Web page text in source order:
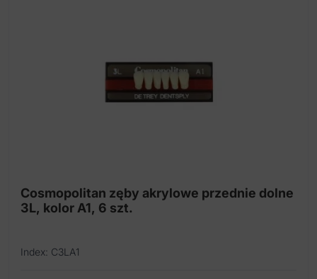
Cosmopolitan zęby akrylowe przednie dolne
3L, kolor A1, 6 szt.
Index: C3LA1